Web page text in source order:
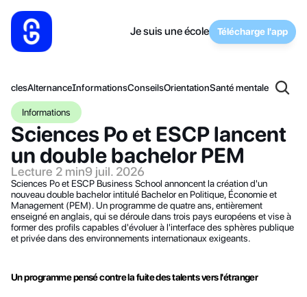
Je suis une école Télécharge l'app
AlternanceInformationsConseilsOrientationSanté mentale
Informations
Sciences Po et ESCP lancent
un double bachelor PEM
Lecture 2 min9 juil. 2026
Sciences Po et ESCP Business School annoncent la création d'un
nouveau double bachelor intitulé Bachelor en Politique, Économie et
Management (PEM). Un programme de quatre ans, entièrement
enseigné en anglais, qui se déroule dans trois pays européens et vise à
former des profils capables d'évoluer à l'interface des sphères publique
et privée dans des environnements internationaux exigeants.
Un programme pensé contre la fuite des talents vers l'étranger